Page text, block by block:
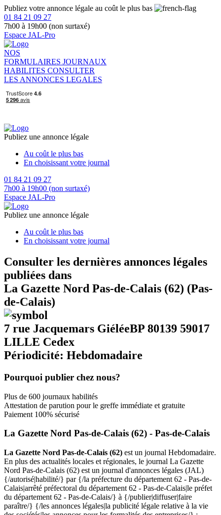
Publiez votre annonce légale au coût le plus bas
01 84 21 09 27
7h00 à 19h00 (non surtaxé)
Espace JAL-Pro
NOS
FORMULAIRES JOURNAUX
HABILITES CONSULTER
LES ANNONCES LEGALES
Publiez une annonce légale
Au coût le plus bas
En choisissant votre journal
01 84 21 09 27
7h00 à 19h00 (non surtaxé)
Espace JAL-Pro
Publiez une annonce légale
Au coût le plus bas
En choisissant votre journal
Consulter les dernières annonces légales
publiées dans
La Gazette Nord Pas-de-Calais (62) (Pas-
de-Calais)
7 rue Jacquemars GiéléeBP 80139 59017
LILLE Cedex
Périodicité: Hebdomadaire
Pourquoi publier chez nous?
Plus de 600 journaux habilités
Attestation de parution pour le greffe immédiate et gratuite
Paiement 100% sécurisé
La Gazette Nord Pas-de-Calais (62) - Pas-de-Calais
La Gazette Nord Pas-de-Calais (62) est un journal Hebdomadaire.
En plus des actualités locales et régionales, le journal La Gazette
Nord Pas-de-Calais (62) est un journal d'annonces légales (JAL)
{/autorisé|habilité/} par {/la préfecture du département 62 - Pas-de-
Calais|arrêté préfectoral du département 62 - Pas-de-Calais|le préfet
du département 62 - Pas-de-Calais/} à {/publier|diffuser|faire
paraître/} {/les annonces légales|la publicité légale relative à la vie